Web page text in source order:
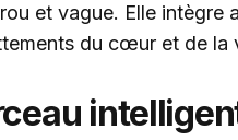
et vague. Elle intègre
du cœur et de la